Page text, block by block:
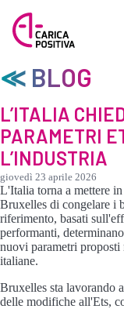
≪ BLOG
L’ITALIA
PARAMETRI
L’INDUSTRIA
giovedì 23 aprile 2026
L'Italia torna a mettere in
Bruxelles di congelare i
riferimento, basati
performanti,
nuovi parametri proposti
italiane.
Bruxelles sta lavorando
delle modifiche all'Ets,